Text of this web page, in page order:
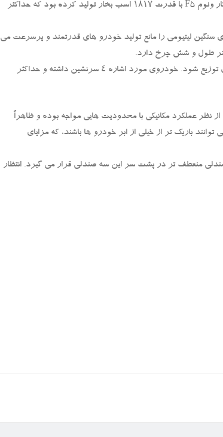
به گزارش خط رند ۹۱۲ به نقل از نیواطلس، هنسی قبلاً هم خودروهایی مانند هایپرکار ونوم F۵ با قدرت ۱۸۱۷ اسب بخار تولید کرده بود که حداکثر
سنگین لیتیومی را مانع تولید خودرو های قدرتمند و پرسرعت می
این خودرو با موتور ۲۴۰۰ اسب بخاری عرضه شده و مقرر است تنها ۱۰۵ عدد از ان توزیع شود. خودروی مورد اشاره ۴ سرنشین داشته و حداکثر
نظر عملکرد مکانیکی با محدودیت هایی مواجه بوده و ظاهراً
باریک تر از خیلی از ابر خودرو ها باشند، که مزایای
منعطف تر در پشت سر این سه صندلی قرار می گیرد. انتظار